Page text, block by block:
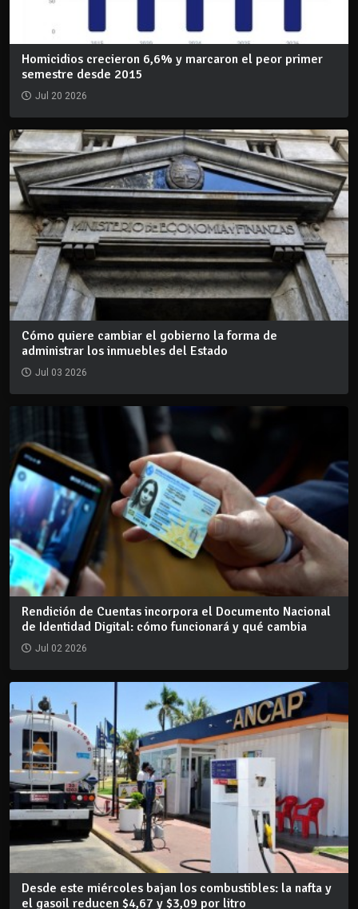
Homicidios crecieron 6,6% y marcaron el peor primer
semestre desde 2015
Jul 20 2026
Cómo quiere cambiar el gobierno la forma de
administrar los inmuebles del Estado
Jul 03 2026
Rendición de Cuentas incorpora el Documento Nacional
de Identidad Digital: cómo funcionará y qué cambia
Jul 02 2026
Desde este miércoles bajan los combustibles: la nafta y
el gasoil reducen $4,67 y $3,09 por litro